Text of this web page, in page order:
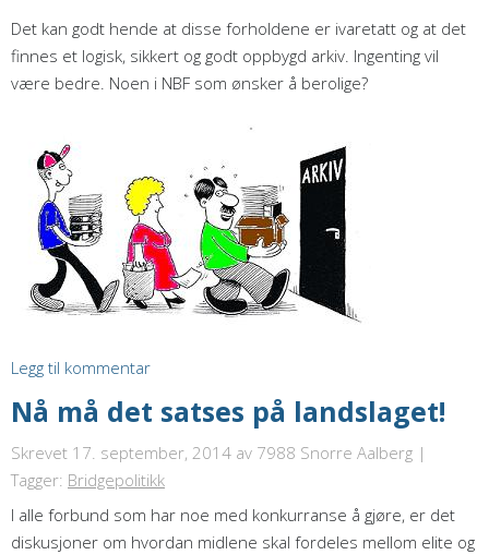
Det kan godt hende at disse forholdene er ivaretatt og at det
finnes et logisk, sikkert og godt oppbygd arkiv. Ingenting vil
være bedre. Noen i NBF som ønsker å berolige?
Legg til kommentar
Nå må det satses på landslaget!
Skrevet 17. september, 2014 av 7988 Snorre Aalberg |
Tagger: Bridgepolitikk
I alle forbund som har noe med konkurranse å gjøre, er det
diskusjoner om hvordan midlene skal fordeles mellom elite og